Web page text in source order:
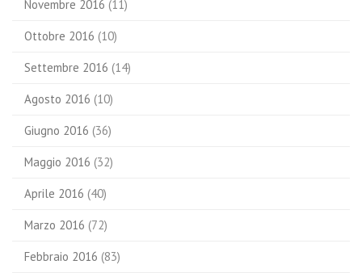
Novembre 2016 (11)
Ottobre 2016 (10)
Settembre 2016 (14)
Agosto 2016 (10)
Giugno 2016 (36)
Maggio 2016 (32)
Aprile 2016 (40)
Marzo 2016 (72)
Febbraio 2016 (83)